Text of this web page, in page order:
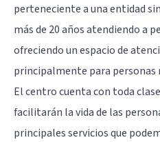
perteneciente a una entidad
más de 20 años atendiendo a
ofreciendo un espacio de
principalmente para personas
El centro cuenta con toda
facilitarán la vida de las
principales servicios que